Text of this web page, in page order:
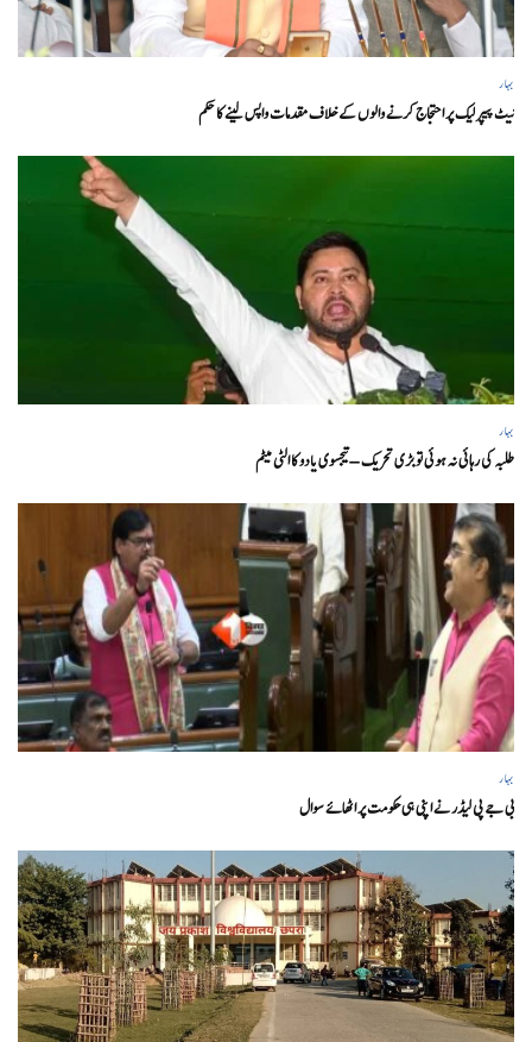
بہار
نیٹ پیپر لیک پر احتجاج کرنے والوں کے خلاف مقدمات واپس لینے کا حکم
بہار
طلبہ کی رہائی نہ ہوئی تو بڑی تحریک – تیجسوی یادو کا الٹی میٹم
بہار
بی جے پی لیڈر نے اپنی ہی حکومت پر اٹھائے سوال